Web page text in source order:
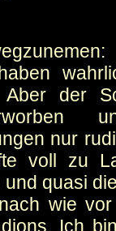
Aber der
nur
voll zu
quasi
wie
Ich